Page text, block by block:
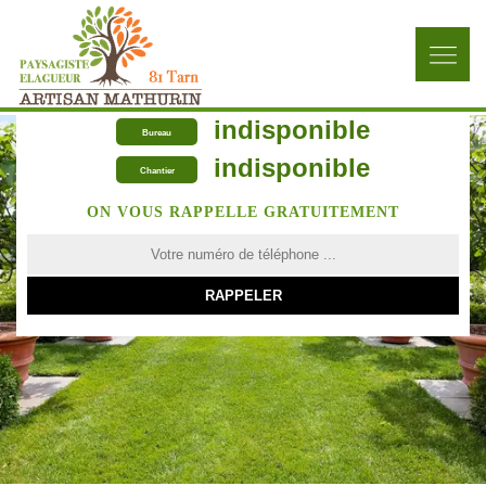
Bureau indisponible
Chantier indisponible
ON VOUS RAPPELLE GRATUITEMENT